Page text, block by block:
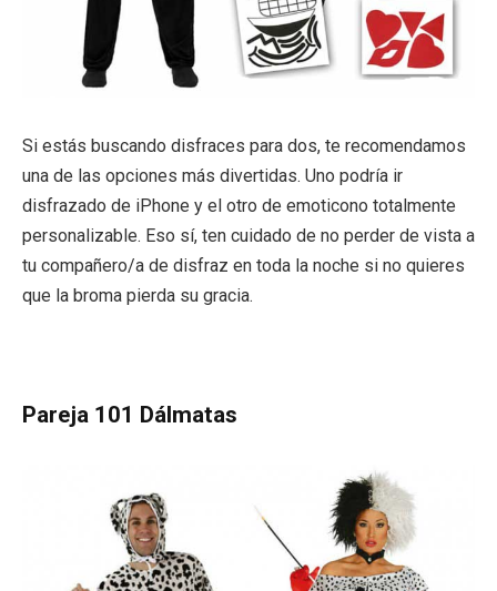
Si estás buscando disfraces para dos, te recomendamos
una de las opciones más divertidas. Uno podría ir
disfrazado de iPhone y el otro de emoticono totalmente
personalizable. Eso sí, ten cuidado de no perder de vista a
tu compañero/a de disfraz en toda la noche si no quieres
que la broma pierda su gracia.
Pareja 101 Dálmatas